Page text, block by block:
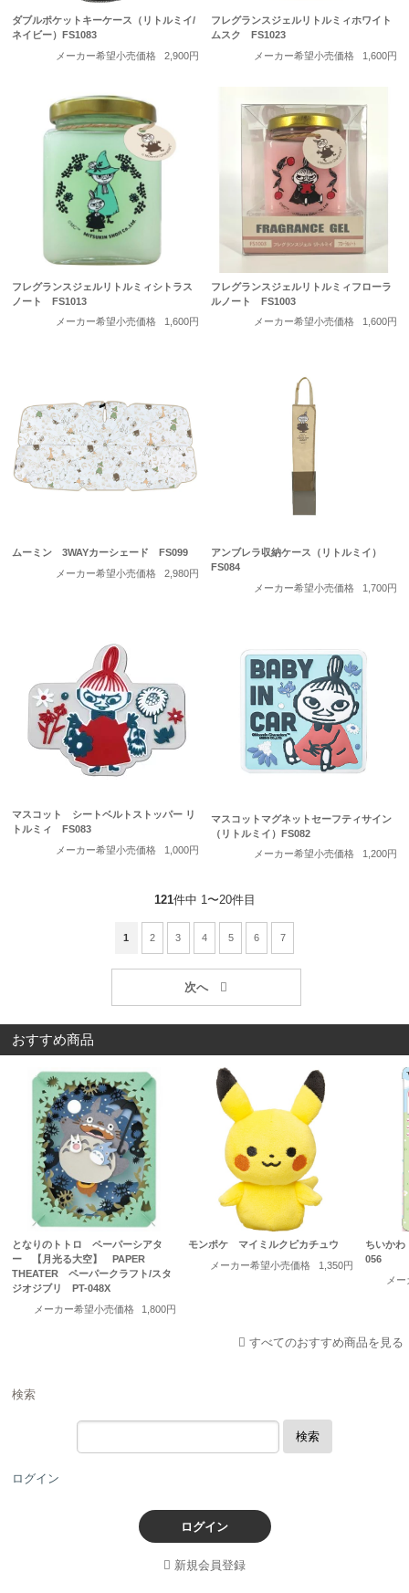
ダブルポケットキーケース（リトルミイ/
ネイビー）FS1083
メーカー希望小売価格
2,900円
フレグランスジェルリトルミィホワイト
ムスク FS1023
メーカー希望小売価格
1,600円
フレグランスジェルリトルミィシトラス
ノート FS1013
メーカー希望小売価格
1,600円
フレグランスジェルリトルミィフローラ
ルノート FS1003
メーカー希望小売価格
1,600円
ムーミン 3WAYカーシェード FS099
メーカー希望小売価格
2,980円
アンブレラ収納ケース（リトルミイ）
FS084
メーカー希望小売価格
1,700円
マスコット シートベルトストッパー リ
トルミィ FS083
メーカー希望小売価格
1,000円
マスコットマグネットセーフティサイン
（リトルミイ）FS082
メーカー希望小売価格
1,200円
121件中 1〜20件目
1 2 3 4 5 6 7
おすすめ商品
となりのトトロ ペーパーシアタ
ー 【月光る大空】 PAPER
THEATER ペーパークラフト/スタ
ジオジブリ PT-048X
メーカー希望小売価格
1,800円
モンポケ マイミルクピカチュウ
メーカー希望小売価格
1,350円
ちいか
056
メ
すべてのおすすめ商品を見る
検索
検索
ログイン
ログイン
新規会員登録